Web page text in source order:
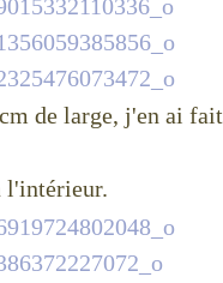
de large, j'en ai fait
l'intérieur.